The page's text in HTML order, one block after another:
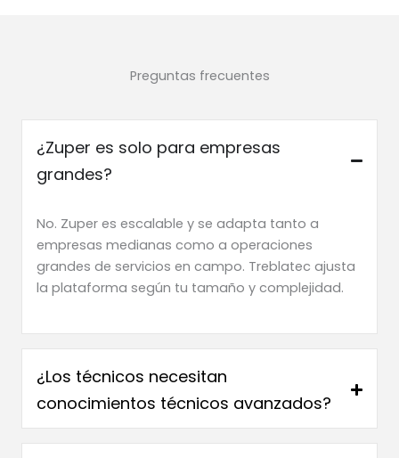
Preguntas frecuentes
¿Zuper es solo para empresas
grandes?
No. Zuper es escalable y se adapta tanto a
empresas medianas como a operaciones
grandes de servicios en campo. Treblatec ajusta
la plataforma según tu tamaño y complejidad.
¿Los técnicos necesitan
conocimientos técnicos avanzados?